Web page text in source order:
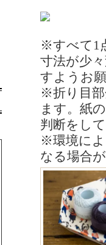
※すべて1
寸法が少
すようお
※折り目
ます。紙
判断をし
※環境によ
なる場合